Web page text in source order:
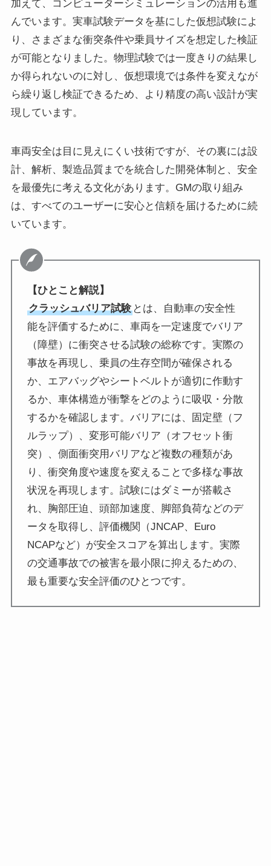
加えて、コンピューターシミュレーションの活用も進
んでいます。実車試験データを基にした仮想試験によ
り、さまざまな衝突条件や乗員サイズを想定した検証
が可能となりました。物理試験では一度きりの結果し
か得られないのに対し、仮想環境では条件を変えなが
ら繰り返し検証できるため、より精度の高い設計が実
現しています。
車両安全は目に見えにくい技術ですが、その裏には設
計、解析、製造品質までを統合した開発体制と、安全
を最優先に考える文化があります。GMの取り組み
は、すべてのユーザーに安心と信頼を届けるために続
いています。
【ひとこと解説】
クラッシュバリア試験 とは、自動車の安全性
能を評価するために、車両を一定速度でバリア
（障壁）に衝突させる試験の総称です。実際の
事故を再現し、乗員の生存空間が確保される
か、エアバッグやシートベルトが適切に作動す
るか、車体構造が衝撃をどのように吸収・分散
するかを確認します。バリアには、固定壁（フ
ルラップ）、変形可能バリア（オフセット衝
突）、側面衝突用バリアなど複数の種類があ
り、衝突角度や速度を変えることで多様な事故
状況を再現します。試験にはダミーが搭載さ
れ、胸部圧迫、頭部加速度、脚部負荷などのデ
ータを取得し、評価機関（JNCAP、Euro
NCAPなど）が安全スコアを算出します。実際
の交通事故での被害を最小限に抑えるための、
最も重要な安全評価のひとつです。